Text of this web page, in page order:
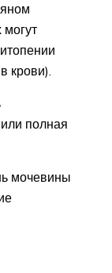
могут
крови).
полная
мочевины